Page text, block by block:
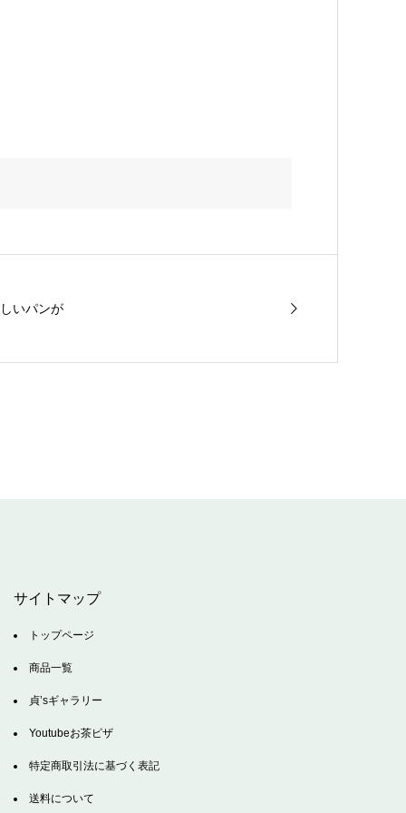
いパンが
サイトマップ
トップページ
商品一覧
貞’sギャラリー
Youtubeお茶ピザ
特定商取引法に基づく表記
送料について